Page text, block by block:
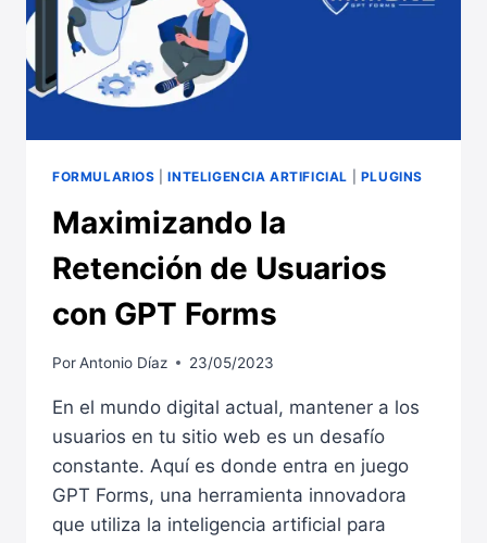
WORDPRESS
FORMULARIOS |INTELIGENCIA ARTIFICIAL PLUGINS
Maximizando la
Retención de Usuarios
con GPT Forms
PorAntonio Díaz 23/05/2023
En el mundo digital actual, mantener a los
usuarios en tu sitio web es un desafío
constante. Aquí es donde entra en juego
GPT Forms, una herramienta innovadora
que utiliza la inteligencia artificial para